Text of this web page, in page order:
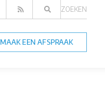
ZOEKEN
MAAK EEN AFSPRAAK